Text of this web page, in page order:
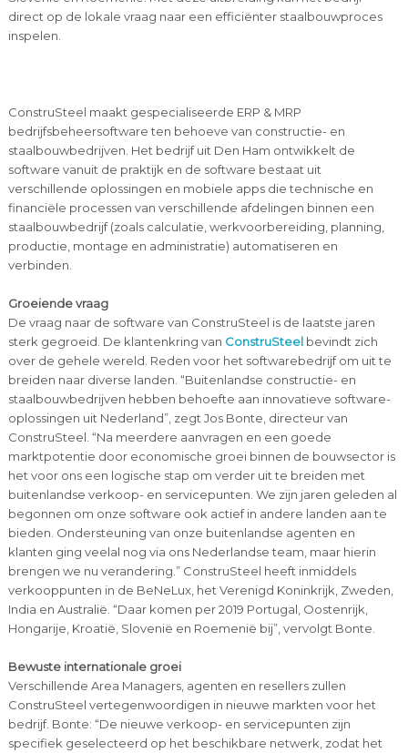
direct op de lokale vraag naar een efficiënter staalbouwproces
inspelen.
ConstruSteel maakt gespecialiseerde ERP & MRP
bedrijfsbeheersoftware ten behoeve van constructie- en
staalbouwbedrijven. Het bedrijf uit Den Ham ontwikkelt de
software vanuit de praktijk en de software bestaat uit
verschillende oplossingen en mobiele apps die technische en
financiële processen van verschillende afdelingen binnen een
staalbouwbedrijf (zoals calculatie, werkvoorbereiding, planning,
productie, montage en administratie) automatiseren en
verbinden.
Groeiende vraag
De vraag naar de software van ConstruSteel is de laatste jaren
sterk gegroeid. De klantenkring van ConstruSteelbevindt zich
over de gehele wereld. Reden voor het softwarebedrijf om uit te
breiden naar diverse landen. “Buitenlandse constructie- en
staalbouwbedrijven hebben behoefte aan innovatieve software-
oplossingen uit Nederland”, zegt Jos Bonte, directeur van
ConstruSteel. “Na meerdere aanvragen en een goede
marktpotentie door economische groei binnen de bouwsector is
het voor ons een logische stap om verder uit te breiden met
buitenlandse verkoop- en servicepunten. We zijn jaren geleden al
begonnen om onze software ook actief in andere landen aan te
bieden. Ondersteuning van onze buitenlandse agenten en
klanten ging veelal nog via ons Nederlandse team, maar hierin
brengen we nu verandering.” ConstruSteel heeft inmiddels
verkooppunten in de BeNeLux, het Verenigd Koninkrijk, Zweden,
India en Australië. “Daar komen per 2019 Portugal, Oostenrijk,
Hongarije, Kroatië, Slovenië en Roemenië bij”, vervolgt Bonte.
Bewuste internationale groei
Verschillende Area Managers, agenten en resellers zullen
ConstruSteel vertegenwoordigen in nieuwe markten voor het
bedrijf. Bonte: “De nieuwe verkoop- en servicepunten zijn
specifiek geselecteerd op het beschikbare netwerk, zodat het